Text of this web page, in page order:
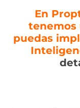
En
tenemos
puedas